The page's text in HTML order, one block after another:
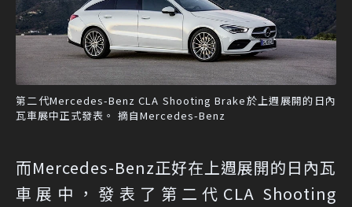
第二代Mercedes-Benz CLA Shooting Brake於上週展開的日內
瓦車展中正式發表。 摘自Mercedes-Benz
而Mercedes-Benz正好在上週展開的日內瓦
車展中，發表了第二代CLA Shooting